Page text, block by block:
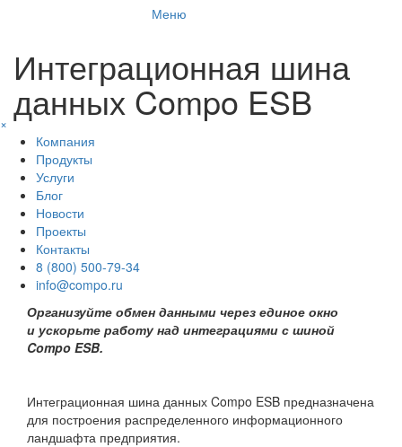
Меню
Интеграционная шина
данных Compo ESB
×
Компания
Продукты
Услуги
Блог
Новости
Проекты
Контакты
8 (800) 500-79-34
info@compo.ru
Организуйте обмен данными через единое окно
и ускорьте работу над интеграциями с шиной
Compo ESB.
Интеграционная шина данных Compo ESB предназначена
для построения распределенного информационного
ландшафта предприятия.